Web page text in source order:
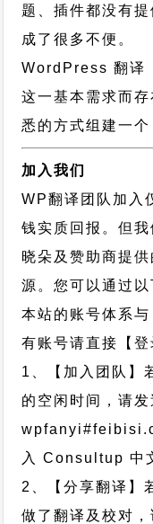
题、插件都没有
成了很多不便。
WordPress 翻译
这一基本需求而
悉的方式组建一
加入我们
WP翻译团队加入
钱实质回报。但
晓朵及赞助商提
源。您可以通过以
本站的账号体系
有账号请直接【登
1、【加入团队】
的空闲时间，请发
入 Consultup 中
2、【分享翻译】
做了翻译及校对